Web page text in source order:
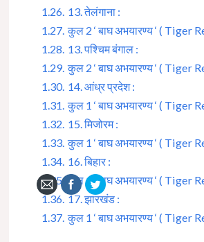
1.26. 13. तेलंगाना :
1.27. कुल 2 ‘ बाघ अभयारण्य ‘ ( Tiger
1.28. 13. पश्चिम बंगाल :
1.29. कुल 2 ‘ बाघ अभयारण्य ‘ ( Tiger
1.30. 14. आंध्र प्रदेश :
1.31. कुल 1 ‘ बाघ अभयारण्य ‘ ( Tiger
1.32. 15. मिजोरम :
1.33. कुल 1 ‘ बाघ अभयारण्य ‘ ( Tiger
1.34. 16. बिहार :
1.35. कुल 1 ‘ बाघ अभयारण्य ‘ ( Tiger
1.36. 17. झारखंड :
1.37. कुल 1 ‘ बाघ अभयारण्य ‘ ( Tiger